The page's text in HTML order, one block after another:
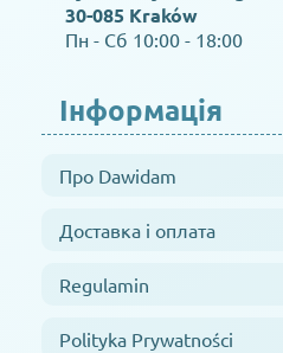
30-085 Kraków
Пн - Сб 10:00 - 18:00
Інформація
Про Dawidam
Доставка і оплата
Regulamin
Polityka Prywatności